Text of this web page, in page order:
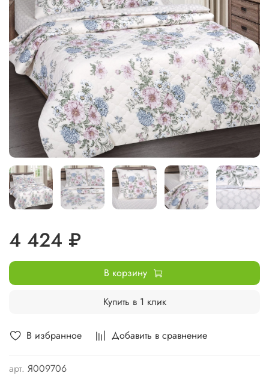
В избранное Добавить в сравнение
арт. Я009706
4 424 ₽
В корзину
Купить в 1 клик